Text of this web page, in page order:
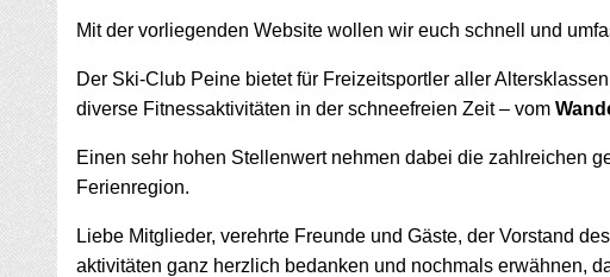
Mit der vorliegenden Website wollen wir euch schnell und
Der Ski-Club Peine bietet für Freizeit­sportler aller
diverse Fitness­aktivitäten in der schneefreien Zeit – vom
Einen sehr hohen Stellen­wert nehmen dabei die zahlreichen
Ferienregion.
Liebe Mitglieder, verehrte Freunde und Gäste, der Vorstand
aktivitäten ganz herzlich bedanken und nochmals erwähnen,